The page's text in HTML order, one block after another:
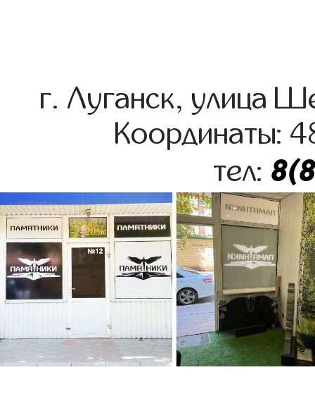
г. Луганск, улица
Координаты:
тел: